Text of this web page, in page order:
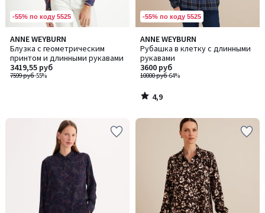
-55% по коду 5525
ANNE WEYBURN
Блузка с геометрическим
принтом и длинными рукавами
7599 руб-55%
3419,55 руб
-55% по коду 5525
ANNE WEYBURN
Рубашка в клетку с длинными
рукавами
10000 руб-64%
3600 руб
4,9
/ 5
4,9
/